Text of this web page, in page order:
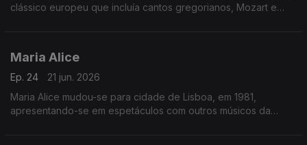
clássico europeu que incluía cantos gregorianos, Mozart e
Maria Alice
Ep. 24
21 jun. 2026
Maria Alice mudou-se para cidade de Lisboa, em 1981,
apresentando-se em espetáculos com outros músicos da